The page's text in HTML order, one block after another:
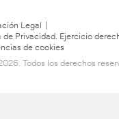
Legal
de Privacidad. Ejercicio
de cookies
Todos los derechos